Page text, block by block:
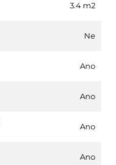
3.4 m2
Ne
Ano
Ano
Ano
Ano